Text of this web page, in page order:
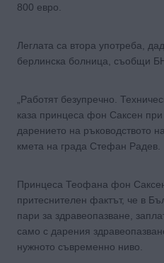
800 евро.
Леглата са втора употреба,
берлинска болница, съобщи
„Работят безупречно.
каза принцеса фон Саксен
дарението на ръководството
кмета на града Стефан Радев.
Принцеса Теофана фон
притеснителен фактът, че в
пари за здравеопазване,
само с дарения
нужното съвременно ниво.